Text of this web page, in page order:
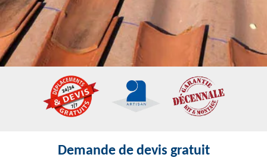
Demande de devis gratuit